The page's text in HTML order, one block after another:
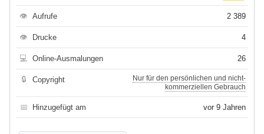
👁 Aufrufe 2 389
👁 Drucke 4
💻 Online-Ausmalungen 26
🔒 Copyright
Nur für den persönlichen und nicht-
kommerziellen Gebrauch
📅 Hinzugefügt am vor 9 Jahren